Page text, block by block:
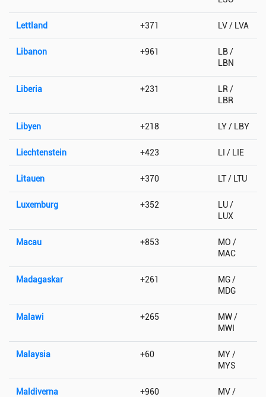
Lettland +371 LV / LVA
Libanon +961
LB /
LBN
Liberia +231
LR /
LBR
Libyen +218 LY / LBY
Liechtenstein +423 LI / LIE
Litauen +370 LT / LTU
Luxemburg +352
LU /
LUX
Macau +853
MO /
MAC
Madagaskar +261
MG /
MDG
Malawi +265
MW /
MWI
Malaysia +60
MY /
MYS
Maldiverna +960
MV /